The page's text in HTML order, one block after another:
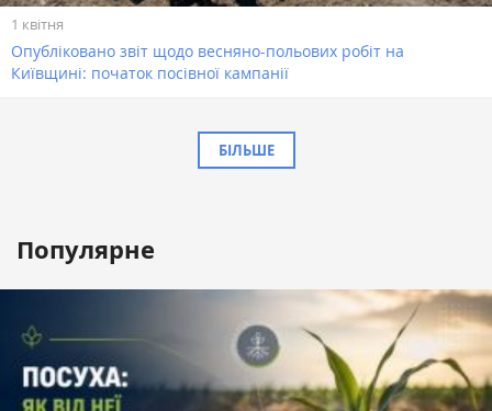
1 квітня
Опубліковано звіт щодо весняно-польових робіт на
Київщині: початок посівної кампанії
БІЛЬШЕ
Популярне